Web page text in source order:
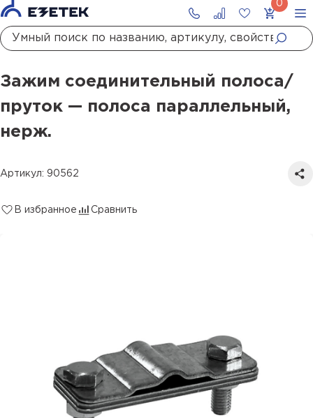
Зажимы-соединители проводников
Зажим соединительный полоса/пруток — полоса параллельный, нерж.
Зажим соединительный полоса/
пруток — полоса параллельный,
нерж.
Артикул: 90562
В избранное Сравнить